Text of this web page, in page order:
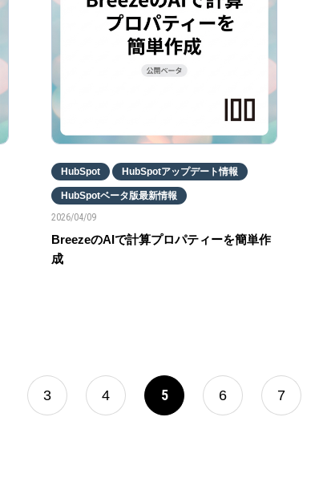
HubSpot HubSpotアップデート情報
HubSpotベータ版最新情報
2026/04/09
BreezeのAIで計算プロパティーを簡単作
成
3 4 5 6 7